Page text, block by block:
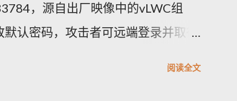
，源自出厂映像中的vLWC组
认密码，攻击者可远端登录并取得
阅读全文